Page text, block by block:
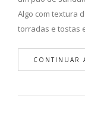
Algo com textura
torradas e tostas
CONTINUAR